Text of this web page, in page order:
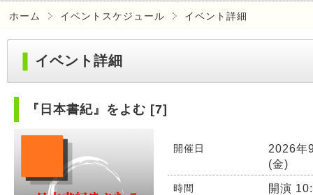
ホーム イベントスケジュール イベント詳細
イベント詳細
『日本書紀』をよむ [7]
開催日
2026年
(金)
時間 開演